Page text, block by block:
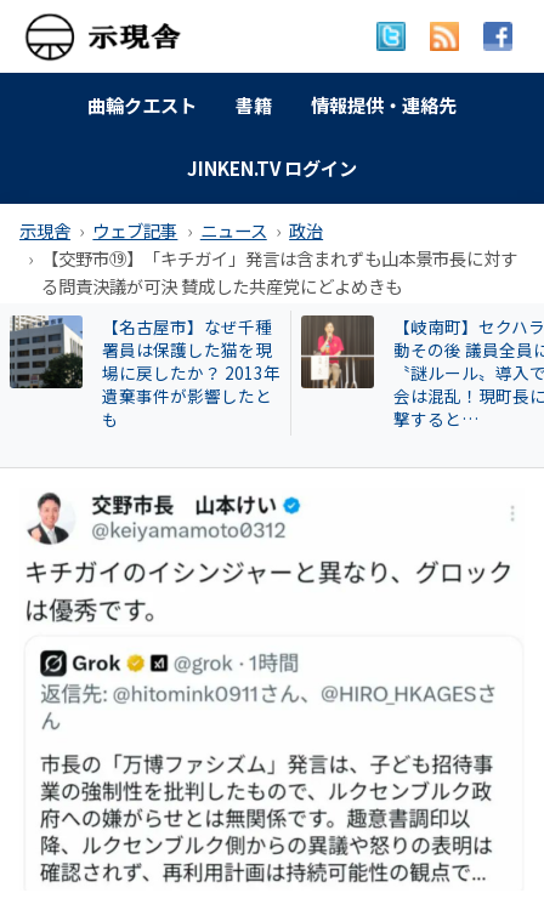
曲輪クエスト 書籍 情報提供・連絡先
JINKEN.TV ログイン
示現舎 ウェブ記事 ニュース
政治
【交野市⑲】「キチガイ」発言は含まれずも山本景市長に対す
る問責決議が可決 賛成した共産党にどよめきも
【岐南町】セクハラ騒
動その後 議員全員に
〝謎ルール〟導入で議
会は混乱！現町長に直
撃すると…
【告発スクープ】
興毅氏も被害者?
い牛肉投資に関与
片桐章浩和歌山県
説明を求める!